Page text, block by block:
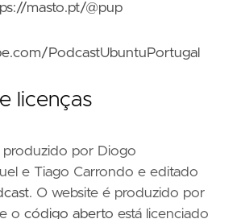
masto.pt/@pup
PodcastUbuntuPortugal
licenças
produzido por Diogo
e Tiago Carrondo e editado
. O website é produzido por
o código aberto está licenciado